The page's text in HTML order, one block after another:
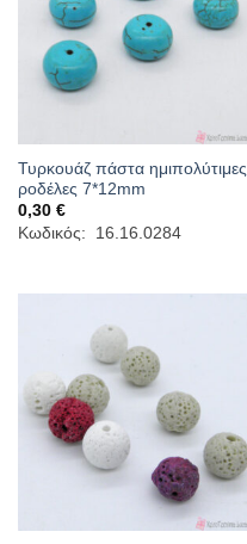
Τυρκουάζ πάστα ημιπολύτιμες
ροδέλες 7*12mm
0,30 €
Κωδικός: 16.16.0284